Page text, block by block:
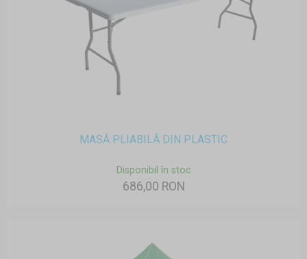
MASĂ PLIABILĂ DIN PLASTIC
Disponibil în stoc
686,00 RON